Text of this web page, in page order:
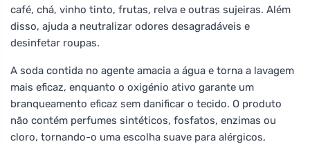
café, chá, vinho tinto, frutas, relva e outras sujeiras. Além
disso, ajuda a neutralizar odores desagradáveis e
desinfetar roupas.
A soda contida no agente amacia a água e torna a lavagem
mais eficaz, enquanto o oxigénio ativo garante um
branqueamento eficaz sem danificar o tecido. O produto
não contém perfumes sintéticos, fosfatos, enzimas ou
cloro, tornando-o uma escolha suave para alérgicos,